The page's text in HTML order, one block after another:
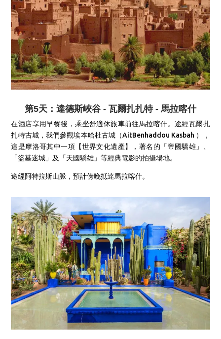
第5天：達德斯峽谷 - 瓦爾扎扎特 - 馬拉喀什
在酒店享用早餐後，乘坐舒適休旅車前往馬拉喀什。途經瓦爾扎
扎特古城，我們參觀埃本哈杜古城（AitBenhaddou Kasbah ），
這是摩洛哥其中一項【世界文化遺產】，著名的「帝國驕雄」、
「盜墓迷城」及「天國驕雄」等經典電影的拍攝場地。
途經阿特拉斯山脈，預計傍晚抵達馬拉喀什。